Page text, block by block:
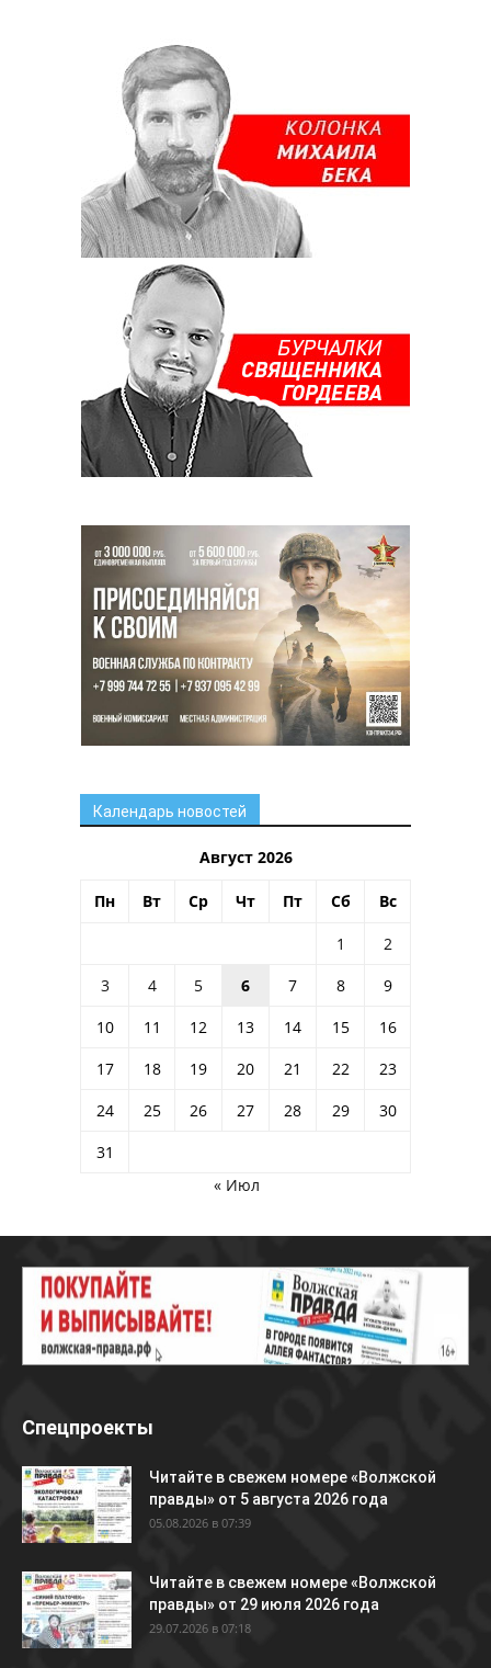
Календарь новостей
Август 2026
Пн Вт Ср Чт Пт Сб Вс
1
2
3
4 5 6 7 8
9
10
11 12 13 14 15
16
17
18 19 20 21 22
23
24
25 26 27 28 29
30
31
« Июл
Спецпроекты
Читайте в свежем номере «Волжской
правды» от 5 августа 2026 года
05.08.2026 в 07:39
Читайте в свежем номере «Волжской
правды» от 29 июля 2026 года
29.07.2026 в 07:18